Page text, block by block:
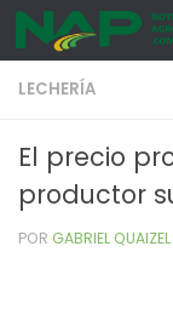
Skip to
LECHERÍA
El precio
productor
POR GABRIEL QUAIZEL